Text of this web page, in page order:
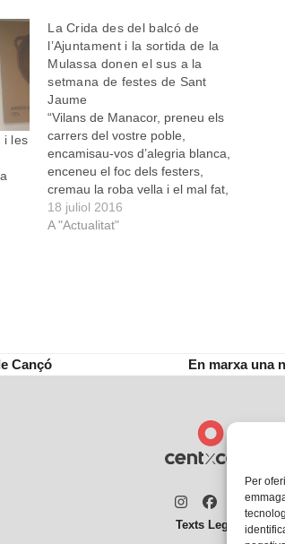
Per
i les
La Crida des del balcó de
l’Ajuntament i la sortida de la
Mulassa donen el sus a la
setmana de festes de Sant
Jaume
“Vilans de Manacor, preneu els
carrers del vostre poble,
encamisau-vos d’alegria blanca,
enceneu el foc dels festers,
cremau la roba vella i el mal fat,
incinerau els baleigs que us
corquin les bigues d’una vida
18 juliol 2016
A "Actualitat"
Cançó
next
En marxa una
Instagram
Facebook
Twitter
Texts Legals